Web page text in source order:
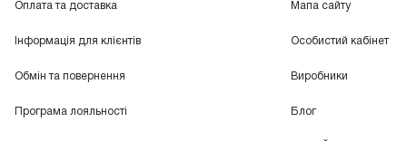
Оплата та доставка
Інформація для клієнтів
Обмін та повернення
Програма лояльності
Мапа сайту
Особистий кабінет
Виробники
Блог